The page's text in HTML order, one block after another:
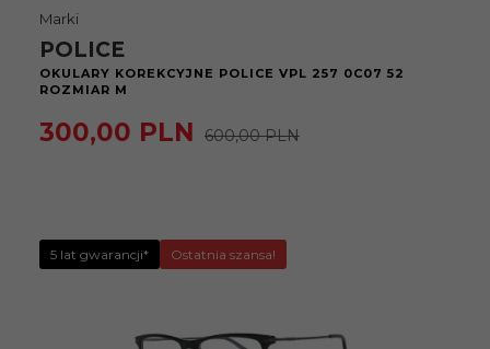
Marki
POLICE
OKULARY KOREKCYJNE POLICE VPL 257 0C07 52
ROZMIAR M
300,00 PLN 600,00 PLN
5 lat gwarancji* Ostatnia szansa!